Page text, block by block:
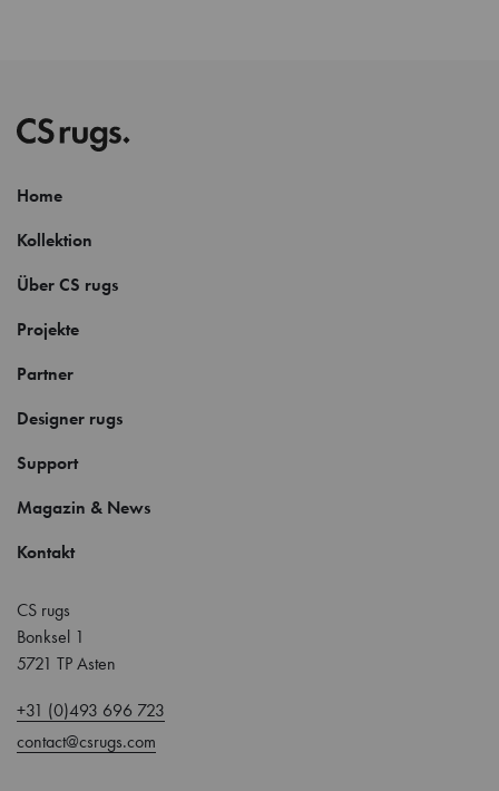
Home
Kollektion
Über CS rugs
Projekte
Partner
Designer rugs
Support
Magazin & News
Kontakt
CS rugs
Bonksel 1
5721 TP Asten
+31 (0)493 696 723
contact@csrugs.com